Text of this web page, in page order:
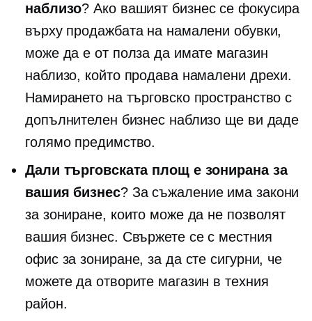
наблизо? Ако вашият бизнес се фокусира
върху продажбата на намалени обувки,
може да е от полза да имате магазин
наблизо, който продава намалени дрехи.
Намирането на търговско пространство с
допълнителен бизнес наблизо ще ви даде
голямо предимство.
Дали търговската площ е зонирана за
вашия бизнес? За съжаление има закони
за зониране, които може да не позволят
вашия бизнес. Свържете се с местния
офис за зониране, за да сте сигурни, че
можете да отворите магазин в техния
район.